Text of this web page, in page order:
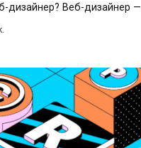
дизайнер? Веб-дизайнер —